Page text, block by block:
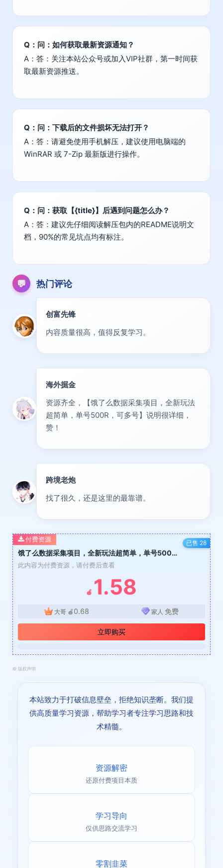
Q：问：如何获取最新资源通知？
A：答：关注本站公众号或加入VIP社群，第一时间获
取最新资源推送。
Q：问：下载后的文件损坏无法打开？
A：答：请避免使用手机解压，建议使用电脑端的
WinRAR 或 7-Zip 最新版进行操作。
Q：问：获取【{title}】后遇到问题怎么办？
A：答：建议先仔细阅读解压包内的README说明文
档，90%的常见坑点均有标注。
💬 热门评论
创富先锋
内容质量很高，值得反复学习。
海外掘金
资源齐全，【饿了么数据采集项目，全新玩法
超简单，单号500R，可多号】说明很详细，
赞！
跨境老炮
找了很久，还是这里的最靠谱。
饿了么数据采集项目，全新玩法超简单，单号500R，可多号
此内容为付费资源，请付费后查看
🍎 1.58
大哥 🍎0.68 家人 免费
立即购买
付费资源 已售 28
© 版权声明
本站致力于打破信息壁垒，拒绝知识垄断。我们提
供高质量学习资源，帮助学习者专注学习思路和技
术精髓。
资源解密
还原付费项目本质
学习导向
仅供思路交流学习
零割韭菜